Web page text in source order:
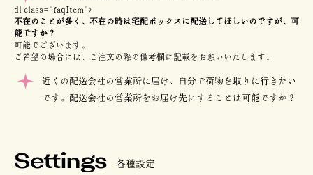
dl class="faqItem">
不在のことが多く、不在の時は宅配ボックスに配送してほしいのですが、可
能ですか？
可能でございます。
ご希望の場合には、ご注文の際の備考欄に記載をお願いいたします。
近くの配送会社の営業所に届け、自分で荷物を取りに行きたい
です。配送会社の営業所をお届け先にすることは可能ですか？
Settings 各種設定